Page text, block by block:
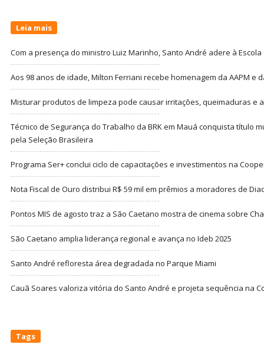
Leia mais
Com a presença do ministro Luiz Marinho, Santo André adere à
Aos 98 anos de idade, Milton Ferriani recebe homenagem da AAPM e
Misturar produtos de limpeza pode causar irritações, queimaduras e
Técnico de Segurança do Trabalho da BRK em Mauá conquista título
pela Seleção Brasileira
Programa Ser+ conclui ciclo de capacitações e investimentos na
Nota Fiscal de Ouro distribui R$ 59 mil em prêmios a moradores de
Pontos MIS de agosto traz a São Caetano mostra de cinema sobre
São Caetano amplia liderança regional e avança no Ideb 2025
Santo André refloresta área degradada no Parque Miami
Cauã Soares valoriza vitória do Santo André e projeta sequência na
Tags